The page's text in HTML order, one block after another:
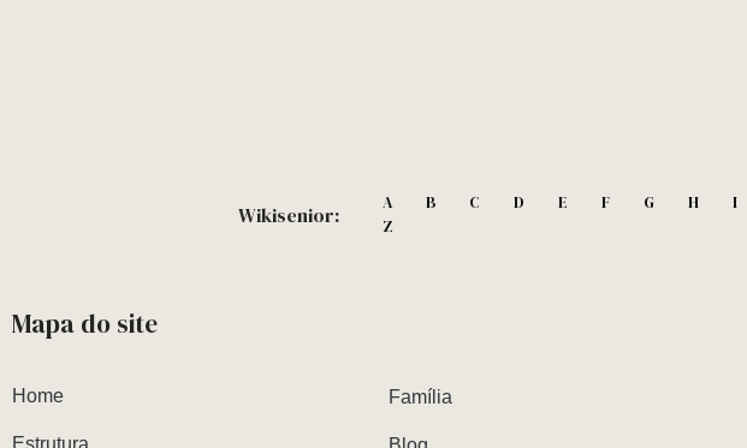
Wikisenior: A B C D E F G H I
Z
Mapa do site
Home Família